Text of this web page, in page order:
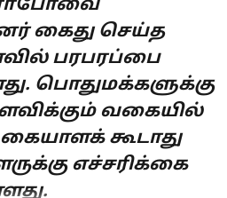
கைது செய்த
பரபரப்பை
பொதுமக்களுக்கு
வகையில்
கூடாது
எச்சரிக்கை